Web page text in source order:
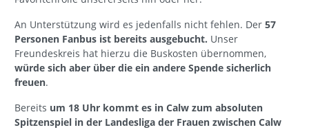
An Unterstützung wird es jedenfalls nicht fehlen. Der 57
Personen Fanbus ist bereits ausgebucht. Unser
Freundeskreis hat hierzu die Buskosten übernommen,
würde sich aber über die ein andere Spende sicherlich
freuen.
Bereits um 18 Uhr kommt es in Calw zum absoluten
Spitzenspiel in der Landesliga der Frauen zwischen Calw